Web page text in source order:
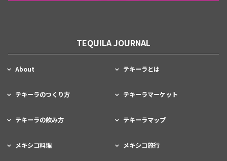
TEQUILA JOURNAL
About テキーラとは
テキーラのつくり方 テキーラマーケット
テキーラの飲み方 テキーラマップ
メキシコ料理 メキシコ旅行